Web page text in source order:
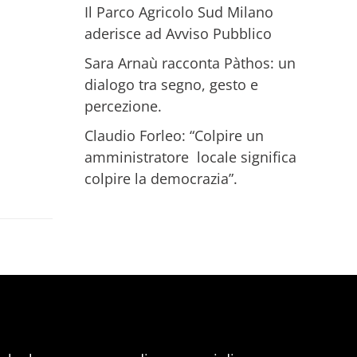
Il Parco Agricolo Sud Milano
aderisce ad Avviso Pubblico
Sara Arnaù racconta Pàthos: un
dialogo tra segno, gesto e
percezione.
Claudio Forleo: “Colpire un
amministratore locale significa
colpire la democrazia”.